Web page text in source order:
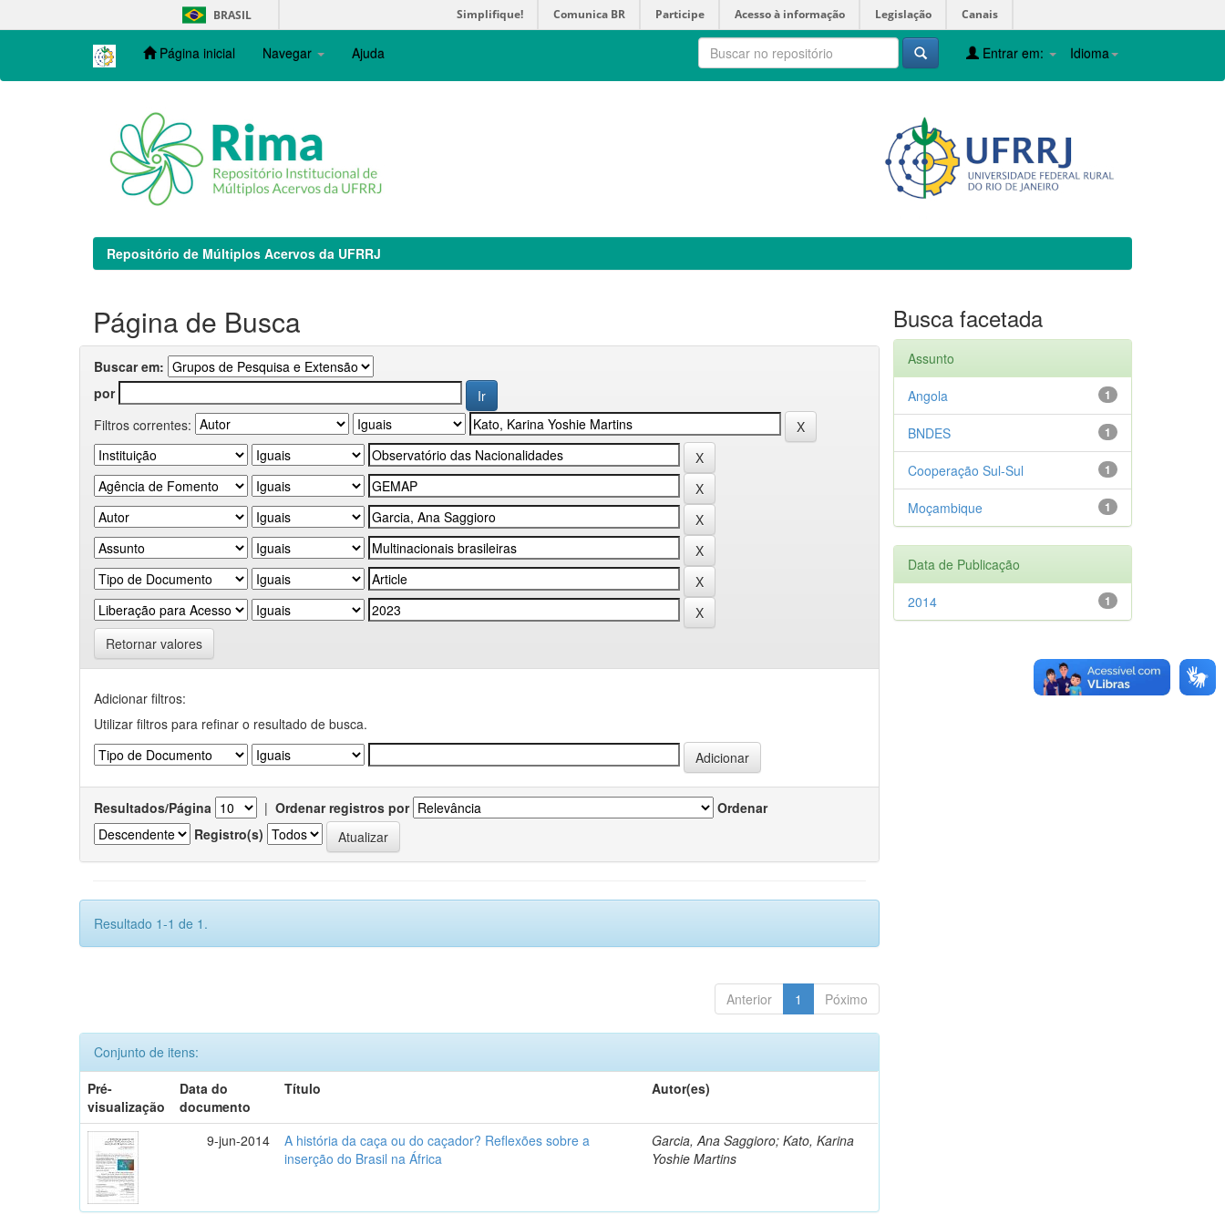
navigation
BRASIL Simplifique! Comunica BR Participe Acesso à informação Legislação Canais
Página inicial Navegar Ajuda Idioma
Entrar em:
Repositório de Múltiplos Acervos da UFRRJ
Página de Busca
Buscar em:
por
Filtros correntes:
Retornar valores
Adicionar filtros:
Utilizar filtros para refinar o resultado de busca.
Resultados/Página | Ordenar registros por
Ordenar
Registro(s)
Resultado 1-1 de 1.
Anterior 1 Póximo
Conjunto de itens:
Pré-
visualização
Data do
documento
Título Autor(es)
9-jun-2014
A história da caça ou do caçador? Reflexões sobre a
inserção do Brasil na África
Garcia, Ana Saggioro; Kato, Karina
Yoshie Martins
Busca facetada
Assunto
1
Angola
1
BNDES
1
Cooperação Sul-Sul
1
Moçambique
Data de Publicação
1
2014